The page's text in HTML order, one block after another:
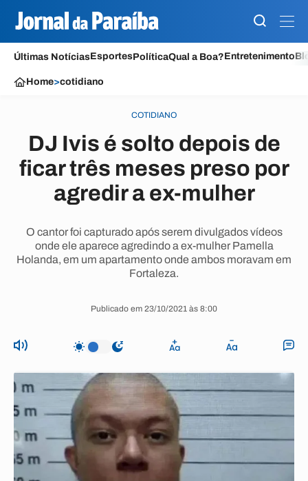
Últimas NotíciasEsportesPolíticaQual a Boa?Entretenimento
Home>cotidiano
COTIDIANO
DJ Ivis é solto depois de
ficar três meses preso por
agredir a ex-mulher
O cantor foi capturado após serem divulgados vídeos
onde ele aparece agredindo a ex-mulher Pamella
Holanda, em um apartamento onde ambos moravam em
Fortaleza.
Publicado em 23/10/2021 às 8:00